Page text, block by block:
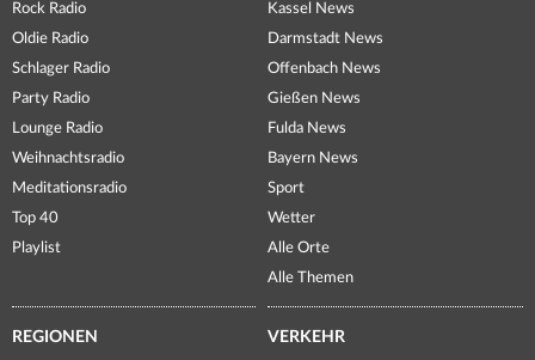
Rock Radio
Oldie Radio
Schlager Radio
Party Radio
Lounge Radio
Weihnachtsradio
Meditationsradio
Top 40
Playlist
Kassel News
Darmstadt News
Offenbach News
Gießen News
Fulda News
Bayern News
Sport
Wetter
Alle Orte
Alle Themen
REGIONEN VERKEHR